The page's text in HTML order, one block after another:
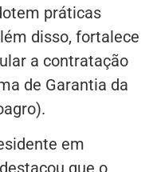
práticas
disso, fortalece
a contratação
de Garantia da
em
que o